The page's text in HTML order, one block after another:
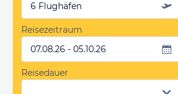
6 Flughäfen
Reisezeitraum
07.08.26 - 05.10.26
Reisedauer